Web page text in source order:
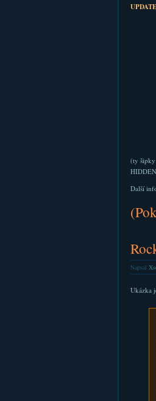
UPDATE
(ty
Další
Napsal
Ukázka